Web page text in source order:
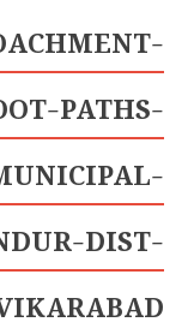
PATHS-
DIST-